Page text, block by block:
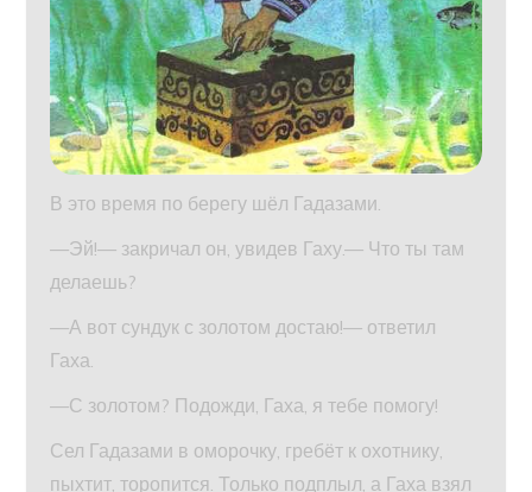
В это время по берегу шёл Гадазами.
—Эй!— закричал он, увидев Гаху.— Что ты там
делаешь?
—А вот сундук с золотом достаю!— ответил
Гаха.
—С золотом? Подожди, Гаха, я тебе помогу!
Сел Гадазами в оморочку, гребёт к охотнику,
пыхтит, торопится. Только подплыл, а Гаха взял